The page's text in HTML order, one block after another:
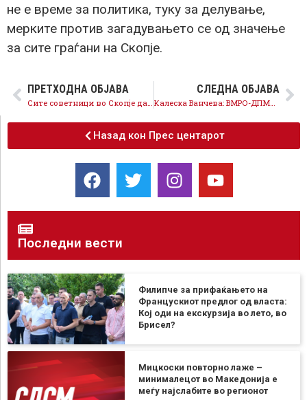
не е време за политика, туку за делување,
мерките против загадувањето се од значење
за сите граѓани на Скопје.
ПРЕТХОДНА ОБЈАВА
Сите советници во Скопје да ја поддржат иницијативата и мерките на СДСМ за борба со загадениот воздух
СЛЕДНА ОБЈАВА
Калеска Ванчева: ВМРО-ДПМНЕ не мисли за иднината на нашата држава, нивните ставови не се јасни, ни козистентни
Назад кон Прес центарот
Последни вести
Филипче за прифаќањето на
Францускиот предлог од власта:
Кој оди на екскурзија во лето, во
Брисел?
Мицкоски повторно лаже –
минималецот во Македонија е
меѓу најслабите во регионот